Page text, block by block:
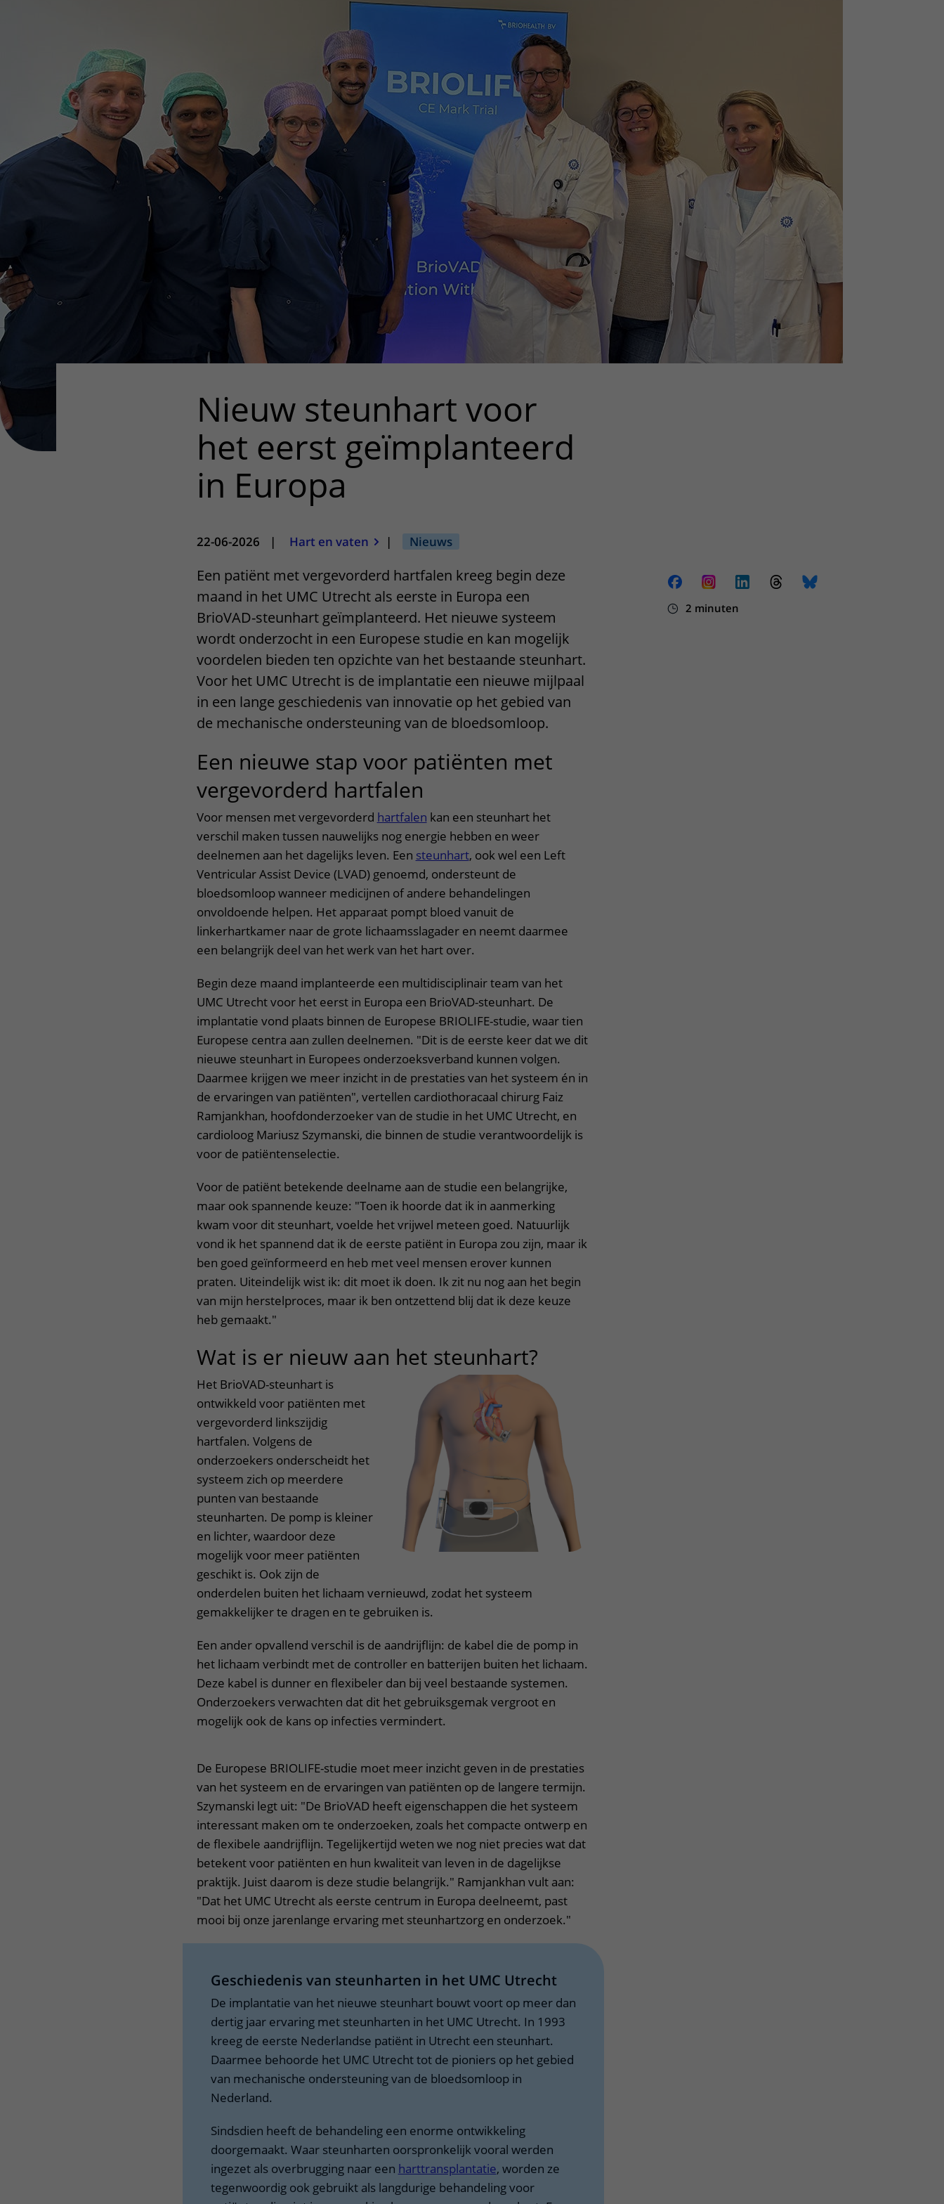
ZorgverlenersOnze verpleegafdelingen
Onze faciliteiten
Nieuw steunhart voor
het eerst geïmplanteerd
in Europa
22-06-2026 | Hart en vaten | Nieuws
2 minuten
Een patiënt met vergevorderd hartfalen kreeg begin deze
maand in het UMC Utrecht als eerste in Europa een
BrioVAD-steunhart geïmplanteerd. Het nieuwe systeem
wordt onderzocht in een Europese studie en kan mogelijk
voordelen bieden ten opzichte van het bestaande steunhart.
Voor het UMC Utrecht is de implantatie een nieuwe mijlpaal
in een lange geschiedenis van innovatie op het gebied van
de mechanische ondersteuning van de bloedsomloop.
Een nieuwe stap voor patiënten met
vergevorderd hartfalen
Voor mensen met vergevorderd hartfalen kan een steunhart het
verschil maken tussen nauwelijks nog energie hebben en weer
deelnemen aan het dagelijks leven. Een steunhart, ook wel een Left
Ventricular Assist Device (LVAD) genoemd, ondersteunt de
bloedsomloop wanneer medicijnen of andere behandelingen
onvoldoende helpen. Het apparaat pompt bloed vanuit de
linkerhartkamer naar de grote lichaamsslagader en neemt daarmee
een belangrijk deel van het werk van het hart over.
Begin deze maand implanteerde een multidisciplinair team van het
UMC Utrecht voor het eerst in Europa een BrioVAD-steunhart. De
implantatie vond plaats binnen de Europese BRIOLIFE-studie, waar tien
Europese centra aan zullen deelnemen. "Dit is de eerste keer dat we dit
nieuwe steunhart in Europees onderzoeksverband kunnen volgen.
Daarmee krijgen we meer inzicht in de prestaties van het systeem én in
de ervaringen van patiënten", vertellen cardiothoracaal chirurg Faiz
Ramjankhan, hoofdonderzoeker van de studie in het UMC Utrecht, en
cardioloog Mariusz Szymanski, die binnen de studie verantwoordelijk is
voor de patiëntenselectie.
Voor de patiënt betekende deelname aan de studie een belangrijke,
maar ook spannende keuze: "Toen ik hoorde dat ik in aanmerking
kwam voor dit steunhart, voelde het vrijwel meteen goed. Natuurlijk
vond ik het spannend dat ik de eerste patiënt in Europa zou zijn, maar ik
ben goed geïnformeerd en heb met veel mensen erover kunnen
praten. Uiteindelijk wist ik: dit moet ik doen. Ik zit nu nog aan het begin
van mijn herstelproces, maar ik ben ontzettend blij dat ik deze keuze
heb gemaakt."
Wat is er nieuw aan het steunhart?
Het BrioVAD-steunhart is
ontwikkeld voor patiënten met
vergevorderd linkszijdig
hartfalen. Volgens de
onderzoekers onderscheidt het
systeem zich op meerdere
punten van bestaande
steunharten. De pomp is kleiner
en lichter, waardoor deze
mogelijk voor meer patiënten
geschikt is. Ook zijn de
onderdelen buiten het lichaam vernieuwd, zodat het systeem
gemakkelijker te dragen en te gebruiken is.
Een ander opvallend verschil is de aandrijflijn: de kabel die de pomp in
het lichaam verbindt met de controller en batterijen buiten het lichaam.
Deze kabel is dunner en flexibeler dan bij veel bestaande systemen.
Onderzoekers verwachten dat dit het gebruiksgemak vergroot en
mogelijk ook de kans op infecties vermindert.
De Europese BRIOLIFE-studie moet meer inzicht geven in de prestaties
van het systeem en de ervaringen van patiënten op de langere termijn.
Szymanski legt uit: "De BrioVAD heeft eigenschappen die het systeem
interessant maken om te onderzoeken, zoals het compacte ontwerp en
de flexibele aandrijflijn. Tegelijkertijd weten we nog niet precies wat dat
betekent voor patiënten en hun kwaliteit van leven in de dagelijkse
praktijk. Juist daarom is deze studie belangrijk." Ramjankhan vult aan:
"Dat het UMC Utrecht als eerste centrum in Europa deelneemt, past
mooi bij onze jarenlange ervaring met steunhartzorg en onderzoek."
Geschiedenis van steunharten in het UMC Utrecht
De implantatie van het nieuwe steunhart bouwt voort op meer dan
dertig jaar ervaring met steunharten in het UMC Utrecht. In 1993
kreeg de eerste Nederlandse patiënt in Utrecht een steunhart.
Daarmee behoorde het UMC Utrecht tot de pioniers op het gebied
van mechanische ondersteuning van de bloedsomloop in
Nederland.
Sindsdien heeft de behandeling een enorme ontwikkeling
doorgemaakt. Waar steunharten oorspronkelijk vooral werden
ingezet als overbrugging naar een harttransplantatie, worden ze
tegenwoordig ook gebruikt als langdurige behandeling voor